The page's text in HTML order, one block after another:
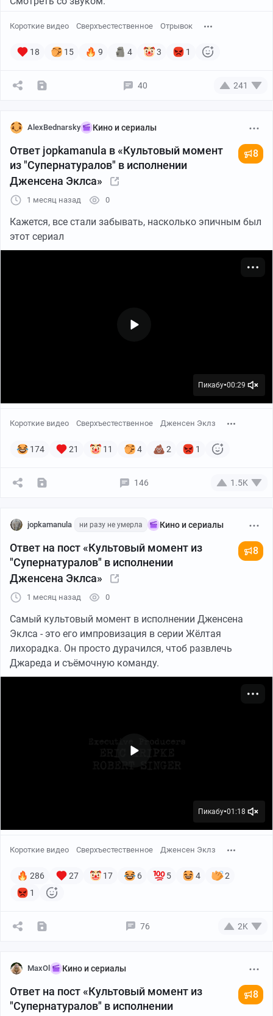
Короткие видео Сверхъестественное Отрывок
18 15 9 4 3 1
40 241
AlexBednarsky Кино и сериалы
Ответ jopkamanula в «Культовый момент
из "Супернатуралов" в исполнении
Дженсена Эклса»
8
1 месяц назад 0
Кажется, все стали забывать, насколько эпичным был
этот сериал
Пикабу●00:29
Короткие видео Сверхъестественное Дженсен Эклз
174 21 11 4 2 1
146 1.5K
jopkamanula ни разу не умерла Кино и сериалы
Ответ на пост «Культовый момент из
"Супернатуралов" в исполнении
Дженсена Эклса»
8
1 месяц назад 0
Самый культовый момент в исполнении Дженсена
Эклса - это его импровизация в серии Жёлтая
лихорадка. Он просто дурачился, чтоб развлечь
Джареда и съёмочную команду.
Пикабу●01:18
Короткие видео Сверхъестественное Дженсен Эклз
286 27 17 6 5 4
2
1
76 2K
MaxOl Кино и сериалы
Ответ на пост «Культовый момент из
"Супернатуралов" в исполнении
8